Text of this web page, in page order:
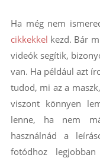
Ha még nem
cikkekkel kezd. Bár
videók segítik,
van. Ha például azt
tudod, mi az a
viszont könnyen
lenne, ha nem
használnád a
fotódhoz